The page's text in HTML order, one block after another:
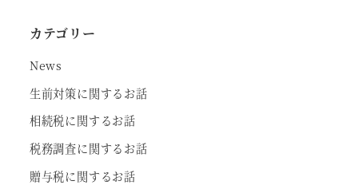
カテゴリー
News
生前対策に関するお話
相続税に関するお話
税務調査に関するお話
贈与税に関するお話